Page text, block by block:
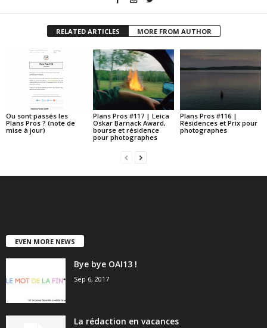
RELATED ARTICLES MORE FROM AUTHOR
Ou sont passés les
Plans Pros ? (note de
mise à jour)
Plans Pros #117 | Leica
Oskar Barnack Award,
bourse et résidence
pour photographes
Plans Pros #116 |
Résidences et Prix pour
photographes
EVEN MORE NEWS
Bye bye OAI13 !
Sep 6, 2017
La rédaction en vacances